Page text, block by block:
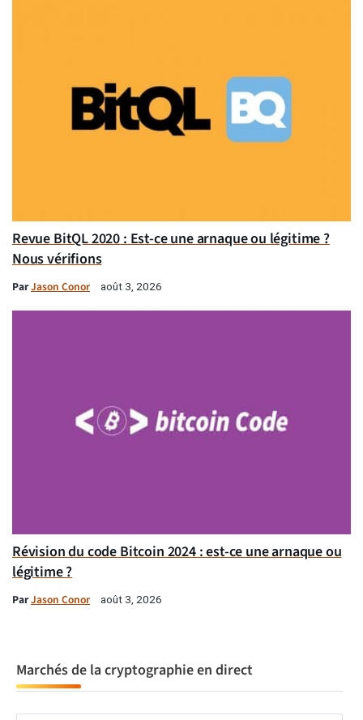
Revue BitQL 2020 : Est-ce une arnaque ou légitime ?
Nous vérifions
ParJason Conor août 3, 2026
Révision du code Bitcoin 2024 : est-ce une arnaque ou
légitime ?
ParJason Conor août 3, 2026
Marchés de la cryptographie en direct